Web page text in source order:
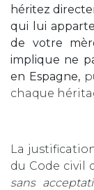
héritez
qui lui
de votre
implique ne
en Espagne,
chaque
La
du Code civil
sans